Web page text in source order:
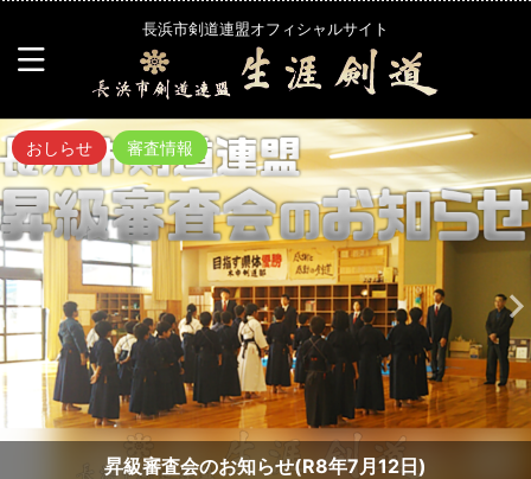
長浜市剣道連盟オフィシャルサイト
おしらせ 審査情報
昇級審査会のお知らせ(R8年7月12日)